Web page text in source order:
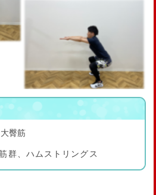
臀筋
群、ハムストリングス